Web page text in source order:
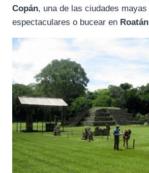
Copán, una de las ciudades mayas
espectaculares o bucear en Roatán